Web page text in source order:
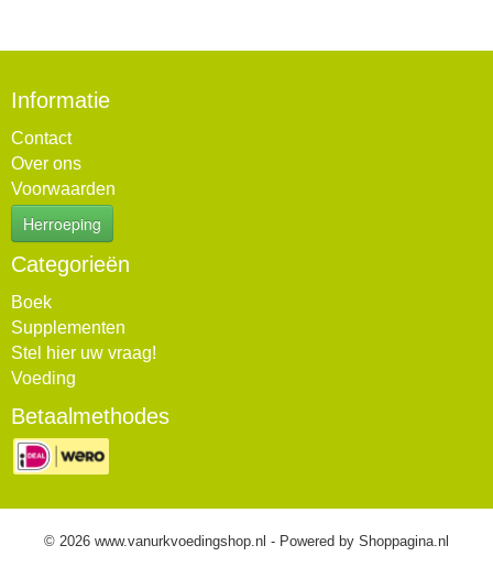
Informatie
Contact
Over ons
Voorwaarden
Herroeping
Categorieën
Boek
Supplementen
Stel hier uw vraag!
Voeding
Betaalmethodes
© 2026 www.vanurkvoedingshop.nl - Powered by Shoppagina.nl